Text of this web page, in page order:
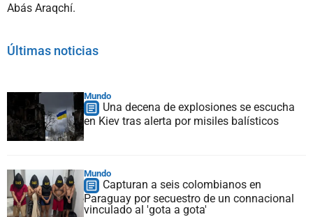
Abás Araqchí.
Últimas noticias
Mundo
Una decena de explosiones se escucha
en Kiev tras alerta por misiles balísticos
Mundo
Capturan a seis colombianos en
Paraguay por secuestro de un connacional
vinculado al 'gota a gota'